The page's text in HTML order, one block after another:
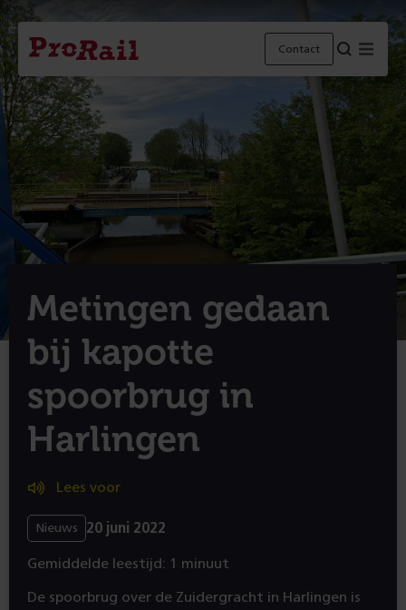
Navigatie
Homepage
ProRail
Contact Menu
Metingen gedaan
bij kapotte
spoorbrug in
Harlingen
Lees voor
Nieuws 20 juni 2022
Gemiddelde leestijd: 1 minuut
De spoorbrug over de Zuidergracht in Harlingen is